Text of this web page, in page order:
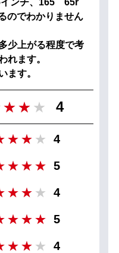
のでわかりません
少上がる程度で考
れます。
ます。
4
4
5
4
5
4